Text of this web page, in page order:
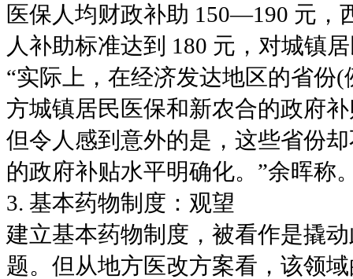
医保人均财政补助 150—190 元，
人补助标准达到 180 元，对城镇
“实际上，在经济发达地区的省份
方城镇居民医保和新农合的政府
但令人感到意外的是，这些省份
的政府补贴水平明确化。”余晖称
3. 基本药物制度：观望
建立基本药物制度，被看作是撬
题。但从地方医改方案看，该领